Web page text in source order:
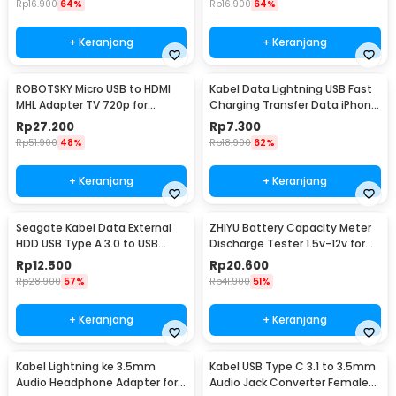
Rp16.900 64%
+ Keranjang
Rp16.900 64%
+ Keranjang
ROBOTSKY Micro USB to HDMI
MHL Adapter TV 720p for
Smartphone - S2
Rp27.200
Rp51.900 48%
+ Keranjang
Kabel Data Lightning USB Fast
Charging Transfer Data iPhone
2.4A 1M - S-IP5G
Rp7.300
Rp18.900 62%
+ Keranjang
Seagate Kabel Data External
HDD USB Type A 3.0 to USB
Micro B Cable 50cm - OD5.5
(ORIGINAL)
Rp12.500
Rp28.900 57%
+ Keranjang
ZHIYU Battery Capacity Meter
Discharge Tester 1.5v-12v for
18650 - HW-586
Rp20.600
Rp41.900 51%
+ Keranjang
Kabel Lightning ke 3.5mm
Audio Headphone Adapter for
Kabel USB Type C 3.1 to 3.5mm
Audio Jack Converter Female